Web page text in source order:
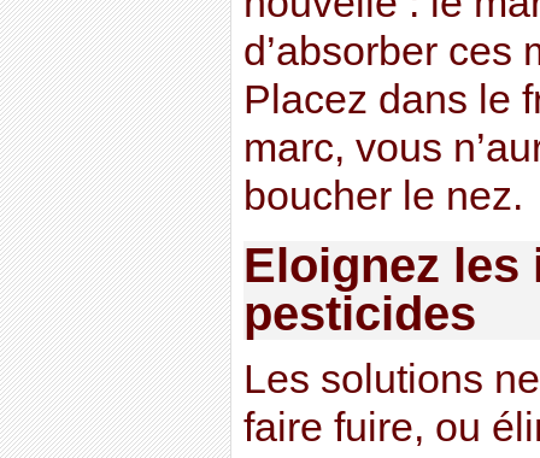
d’absorber ces
Placez dans le
marc, vous
boucher le nez.
Eloignez les
pesticides
Les solutions
faire fuire, ou